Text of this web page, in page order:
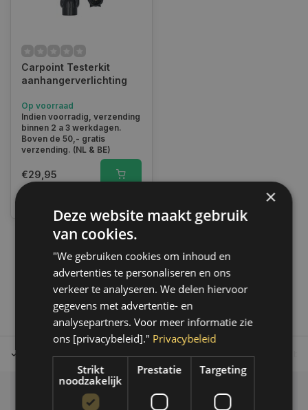
Carpoint Testerkit
aanhangerverlichting
Op voorraad
Indien voorradig, verzending
binnen 2 a 3 werkdagen.
Boven de 50,- gratis
verzending. (NL & BE)
€29,95
1
Tot 30 dagen retour sturen. Op werkdagen voor 14.00 uur
Klantenservice
×
Deze website maakt gebruik
van cookies.
"We gebruiken cookies om inhoud en
advertenties te personaliseren en ons
verkeer te analyseren. We delen hiervoor
gegevens met advertentie- en
analysepartners. Voor meer informatie zie
ons [privacybeleid]." Privacybeleid
Strikt
noodzakelijk
Prestatie Targeting